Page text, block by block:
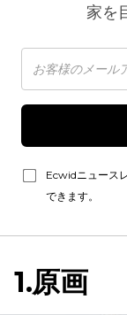
家を
Ecwidニュース
できます。
1.原画